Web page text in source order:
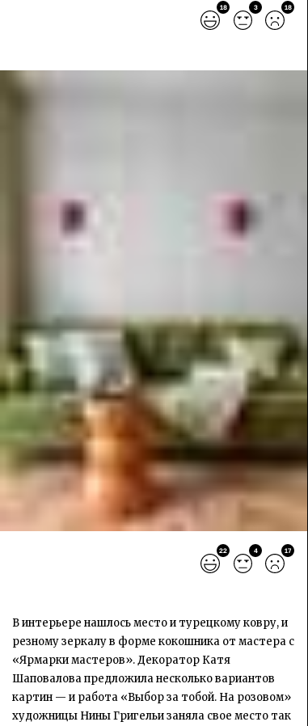
18 3 18
22 4 17
В интерьере нашлось место и турецкому ковру, и
резному зеркалу в форме кокошника от мастера с
«Ярмарки мастеров». Декоратор Катя
Шаповалова предложила несколько вариантов
картин — и работа «Выбор за тобой. На розовом»
художницы Нины Григельи заняла свое место так